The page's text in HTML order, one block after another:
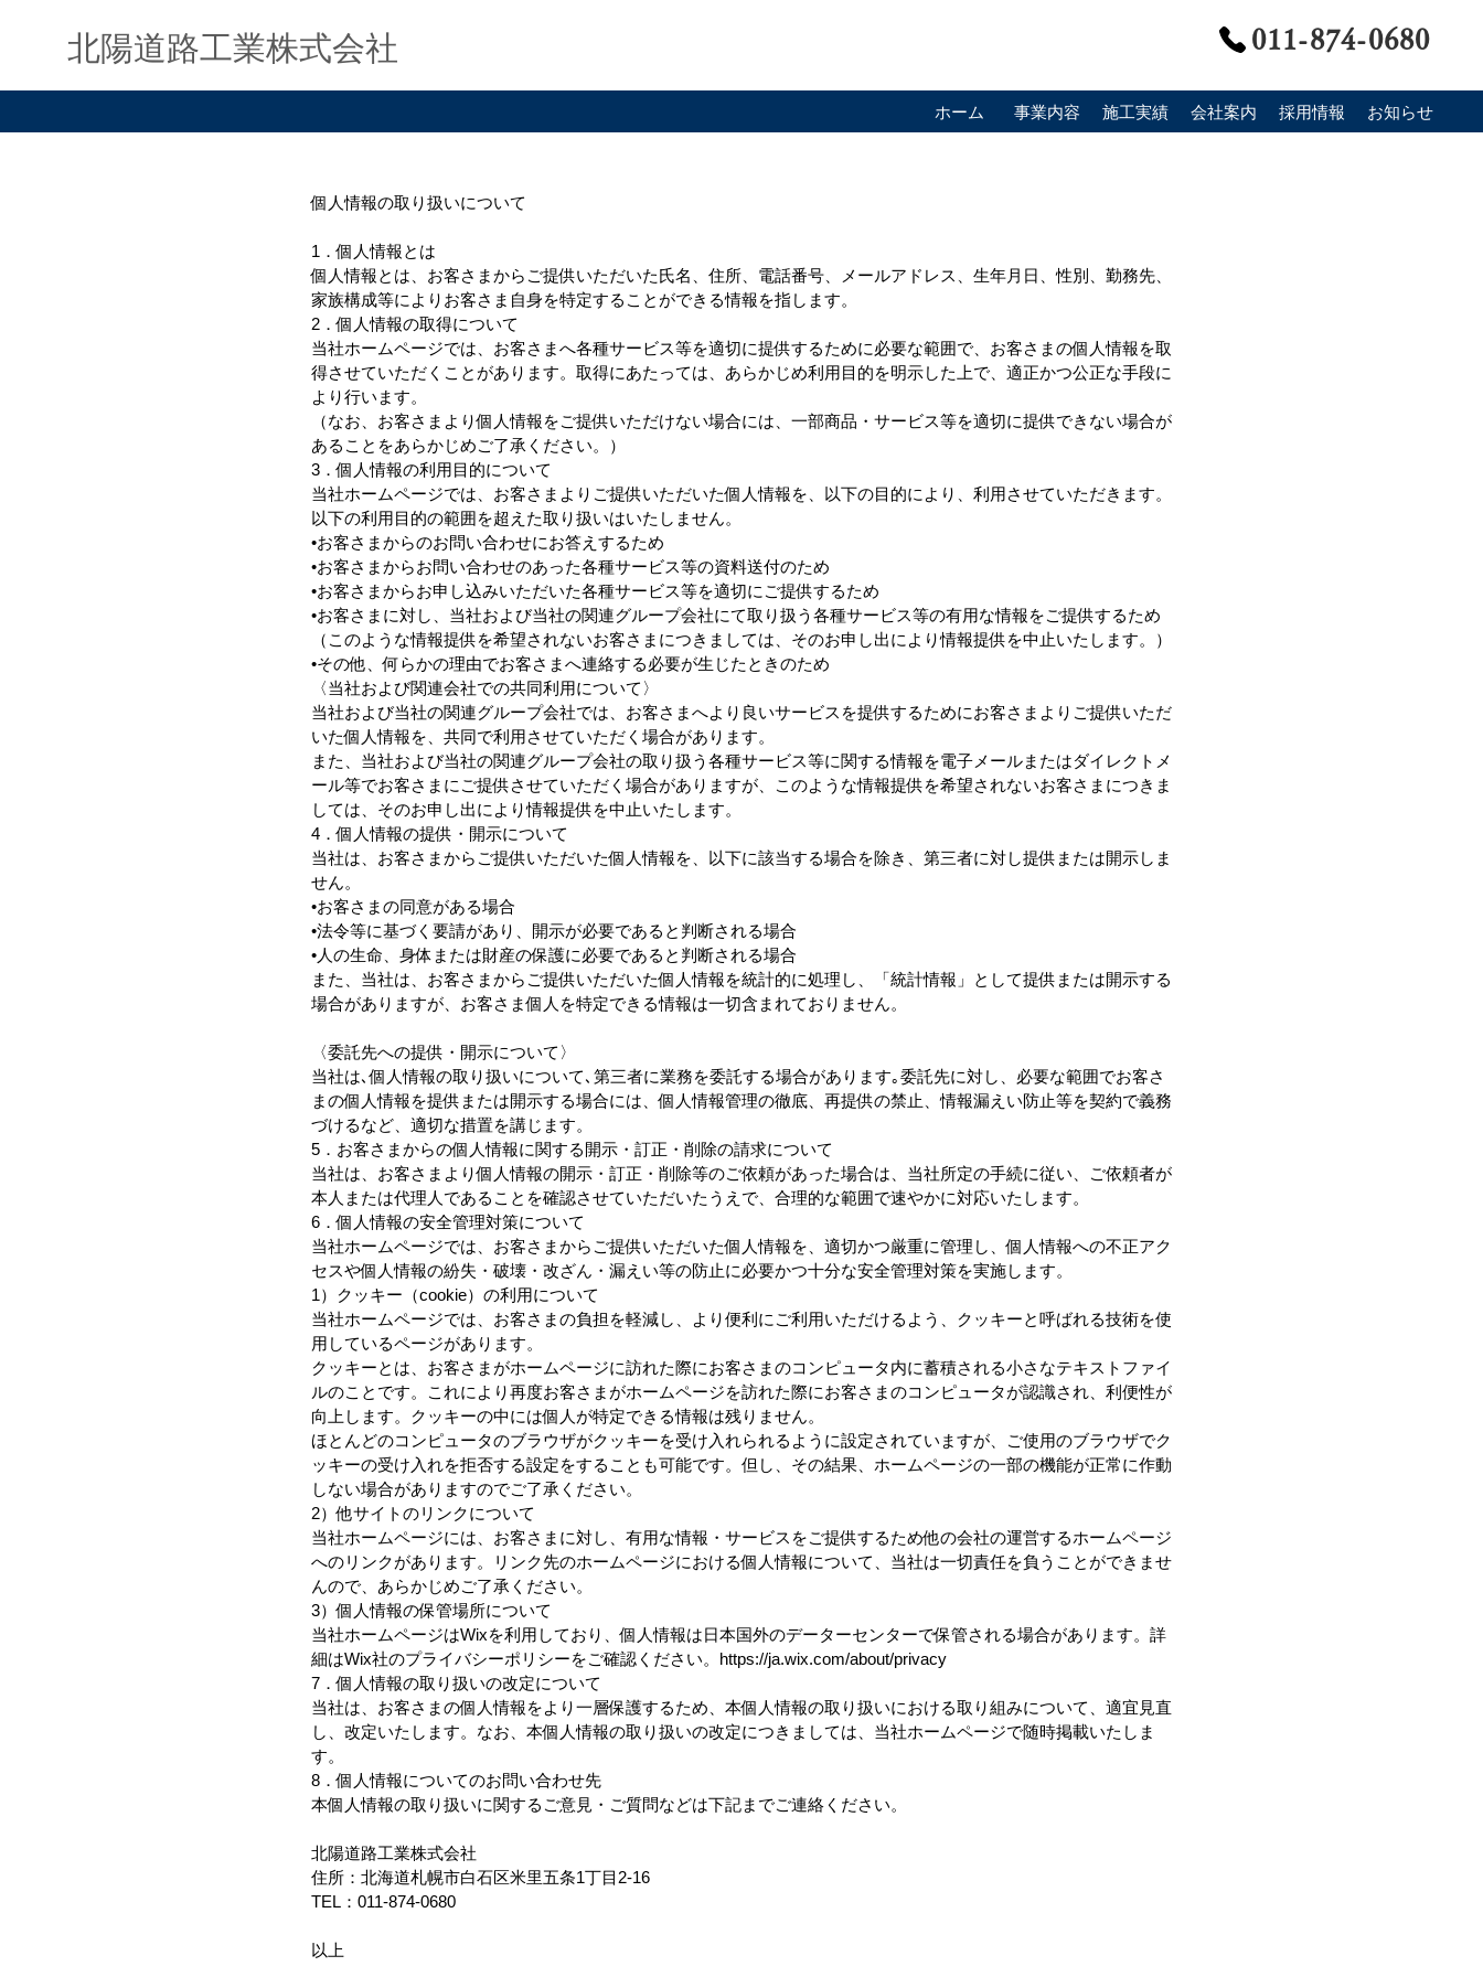
北陽道路工業株式会社 011-874-0680
ホーム 事業内容 施工実績 会社案内 採用情報 お知らせ
個人情報の取り扱いについて
1．個人情報とは
個人情報とは、お客さまからご提供いただいた氏名、住所、電話番号、メールアドレス、生年月日、性別、勤務先、
家族構成等によりお客さま自身を特定することができる情報を指します。
2．個人情報の取得について
当社ホームページでは、お客さまへ各種サービス等を適切に提供するために必要な範囲で、お客さまの個人情報を取
得させていただくことがあります。取得にあたっては、あらかじめ利用目的を明示した上で、適正かつ公正な手段に
より行います。
（なお、お客さまより個人情報をご提供いただけない場合には、一部商品・サービス等を適切に提供できない場合が
あることをあらかじめご了承ください。）
3．個人情報の利用目的について
当社ホームページでは、お客さまよりご提供いただいた個人情報を、以下の目的により、利用させていただきます。
以下の利用目的の範囲を超えた取り扱いはいたしません。
•お客さまからのお問い合わせにお答えするため
•お客さまからお問い合わせのあった各種サービス等の資料送付のため
•お客さまからお申し込みいただいた各種サービス等を適切にご提供するため
•お客さまに対し、当社および当社の関連グループ会社にて取り扱う各種サービス等の有用な情報をご提供するため
（このような情報提供を希望されないお客さまにつきましては、そのお申し出により情報提供を中止いたします。）
•その他、何らかの理由でお客さまへ連絡する必要が生じたときのため
〈当社および関連会社での共同利用について〉
当社および当社の関連グループ会社では、お客さまへより良いサービスを提供するためにお客さまよりご提供いただ
いた個人情報を、共同で利用させていただく場合があります。
また、当社および当社の関連グループ会社の取り扱う各種サービス等に関する情報を電子メールまたはダイレクトメ
ール等でお客さまにご提供させていただく場合がありますが、このような情報提供を希望されないお客さまにつきま
しては、そのお申し出により情報提供を中止いたします。
4．個人情報の提供・開示について
当社は、お客さまからご提供いただいた個人情報を、以下に該当する場合を除き、第三者に対し提供または開示しま
せん。
•お客さまの同意がある場合
•法令等に基づく要請があり、開示が必要であると判断される場合
•人の生命、身体または財産の保護に必要であると判断される場合
また、当社は、お客さまからご提供いただいた個人情報を統計的に処理し、「統計情報」として提供または開示する
場合がありますが、お客さま個人を特定できる情報は一切含まれておりません。
〈委託先への提供・開示について〉
当社は､個人情報の取り扱いについて､第三者に業務を委託する場合があります｡委託先に対し、必要な範囲でお客さ
まの個人情報を提供または開示する場合には、個人情報管理の徹底、再提供の禁止、情報漏えい防止等を契約で義務
づけるなど、適切な措置を講じます。
5．お客さまからの個人情報に関する開示・訂正・削除の請求について
当社は、お客さまより個人情報の開示・訂正・削除等のご依頼があった場合は、当社所定の手続に従い、ご依頼者が
本人または代理人であることを確認させていただいたうえで、合理的な範囲で速やかに対応いたします。
6．個人情報の安全管理対策について
当社ホームページでは、お客さまからご提供いただいた個人情報を、適切かつ厳重に管理し、個人情報への不正アク
セスや個人情報の紛失・破壊・改ざん・漏えい等の防止に必要かつ十分な安全管理対策を実施します。
1）クッキー（cookie）の利用について
当社ホームページでは、お客さまの負担を軽減し、より便利にご利用いただけるよう、クッキーと呼ばれる技術を使
用しているページがあります。
クッキーとは、お客さまがホームページに訪れた際にお客さまのコンピュータ内に蓄積される小さなテキストファイ
ルのことです。これにより再度お客さまがホームページを訪れた際にお客さまのコンピュータが認識され、利便性が
向上します。クッキーの中には個人が特定できる情報は残りません。
ほとんどのコンピュータのブラウザがクッキーを受け入れられるように設定されていますが、ご使用のブラウザでク
ッキーの受け入れを拒否する設定をすることも可能です。但し、その結果、ホームページの一部の機能が正常に作動
しない場合がありますのでご了承ください。
2）他サイトのリンクについて
当社ホームページには、お客さまに対し、有用な情報・サービスをご提供するため他の会社の運営するホームページ
へのリンクがあります。リンク先のホームページにおける個人情報について、当社は一切責任を負うことができませ
んので、あらかじめご了承ください。
3）個人情報の保管場所について
当社ホームページはWixを利用しており、個人情報は日本国外のデーターセンターで保管される場合があります。詳
細はWix社のプライバシーポリシーをご確認ください。https://ja.wix.com/about/privacy
7．個人情報の取り扱いの改定について
当社は、お客さまの個人情報をより一層保護するため、本個人情報の取り扱いにおける取り組みについて、適宜見直
し、改定いたします。なお、本個人情報の取り扱いの改定につきましては、当社ホームページで随時掲載いたしま
す。
8．個人情報についてのお問い合わせ先
本個人情報の取り扱いに関するご意見・ご質問などは下記までご連絡ください。
北陽道路工業株式会社
住所：北海道札幌市白石区米里五条1丁目2-16
TEL：011-874-0680
以上